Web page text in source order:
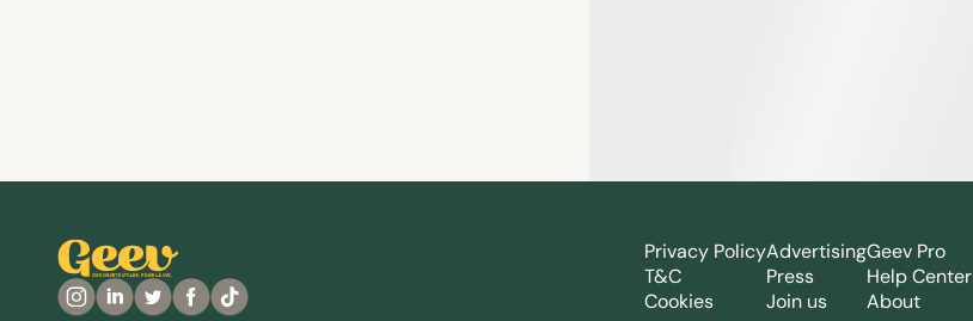
Privacy Policy
T&C
Cookies
Advertising
Press
Join us
Geev Pro
Help Center
About